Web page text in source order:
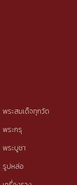
พระสมเด็จทุกวัด
พระกรุ
พระบูชา
รูปหล่อ